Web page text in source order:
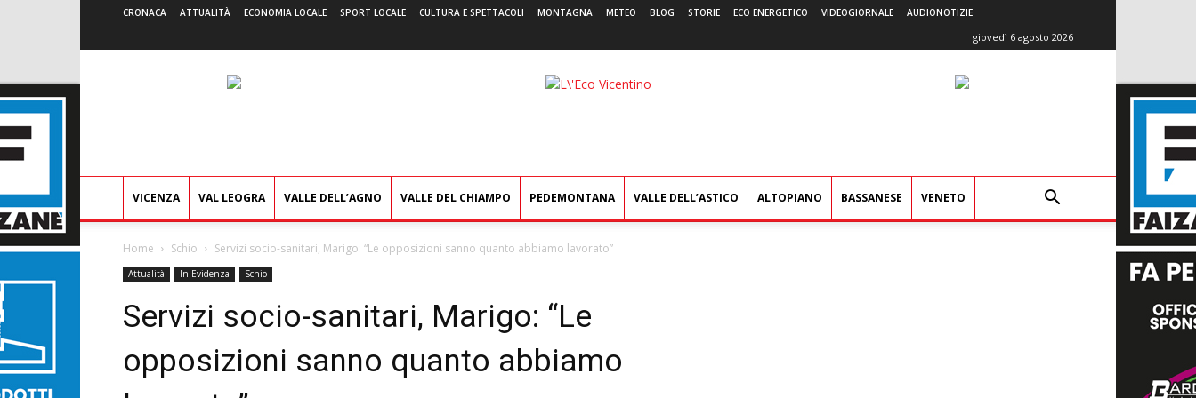
CRONACA ATTUALITÀ ECONOMIA LOCALE SPORT LOCALE CULTURA E SPETTACOLI MONTAGNA METEO BLOG STORIE ECO ENERGETICO VIDEOGIORNALE AUDIONOTIZIE
giovedì 6 agosto 2026
L'Eco
VICENZA VAL LEOGRA VALLE DELL’AGNO VALLE DEL CHIAMPO PEDEMONTANA VALLE DELL’ASTICO ALTOPIANO BASSANESE VENETO
Home Schio Servizi socio-sanitari, Marigo: “Le opposizioni sanno quanto abbiamo lavorato”
Attualità In Evidenza Schio
Servizi socio-sanitari, Marigo: “Le
opposizioni sanno quanto abbiamo